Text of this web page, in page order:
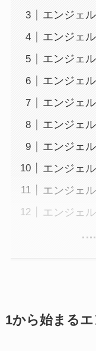
エンジェ
エンジェ
エンジェ
エンジェ
エンジェ
エンジェ
エンジェ
エンジェ
エンジェ
エンジェ
1から始まる